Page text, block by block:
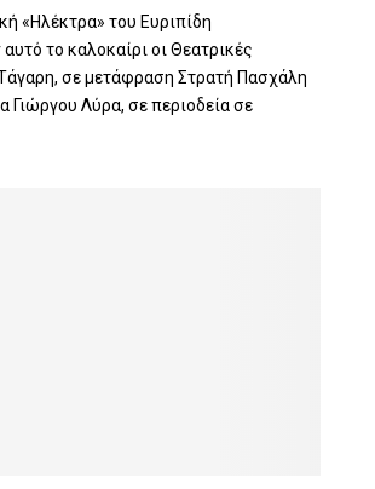
«Ηλέκτρα» του Ευριπίδη
το καλοκαίρι οι Θεατρικές
σε μετάφραση Στρατή Πασχάλη
Γιώργου Λύρα, σε περιοδεία σε